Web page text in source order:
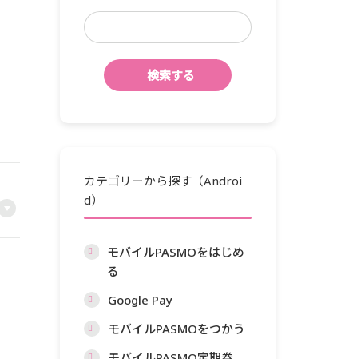
カテゴリーから探す（Androi
d）
モバイルPASMOをはじめ
る
Google Pay
モバイルPASMOをつかう